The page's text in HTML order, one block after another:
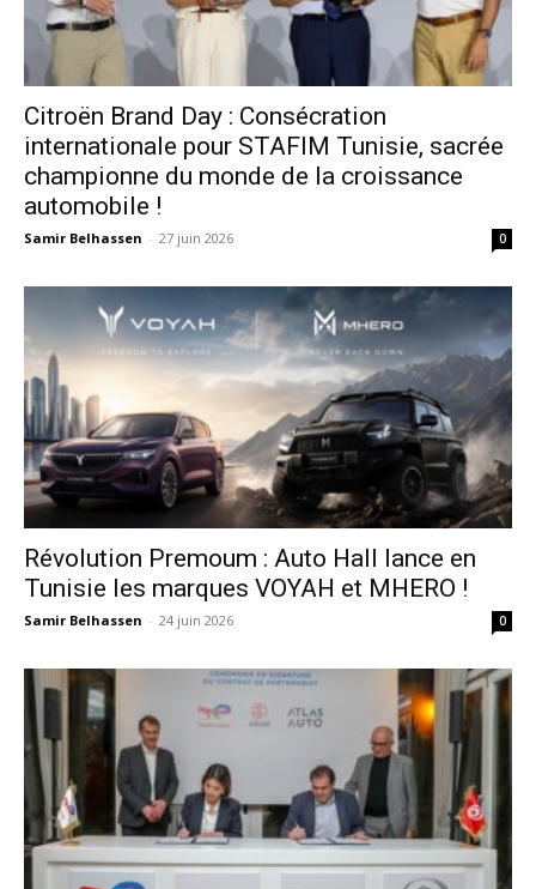
Citroën Brand Day : Consécration
internationale pour STAFIM Tunisie, sacrée
championne du monde de la croissance
automobile !
Samir Belhassen - 27 juin 2026 0
Révolution Premoum : Auto Hall lance en
Tunisie les marques VOYAH et MHERO !
Samir Belhassen - 24 juin 2026 0